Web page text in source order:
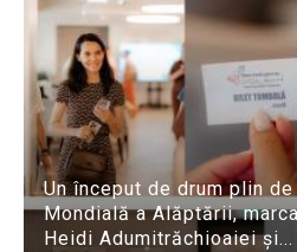
Un început de drum plin
Mondială a Alăptării,
Heidi Adumitrăchioaiei și...